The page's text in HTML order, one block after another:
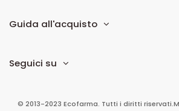
Guida all'acquisto
Seguici su
© 2013-2023 Ecofarma. Tutti i diritti riservati.